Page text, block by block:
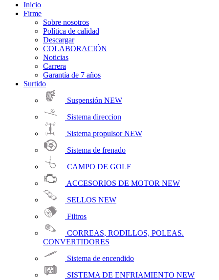
Inicio
Firme
Sobre nosotros
Política de calidad
Descargar
COLABORACIÓN
Noticias
Carrera
Garantía de 7 años
Surtido
Suspensión NEW
Sistema direccion
Sistema propulsorNEW
Sistema de frenado
CAMPO DE GOLF
ACCESORIOS DE MOTOR NEW
SELLOS NEW
Filtros
CORREAS, RODILLOS, POLEAS.
CONVERTIDORES
Sistema de encendido
SISTEMA DE ENFRIAMIENTO NEW